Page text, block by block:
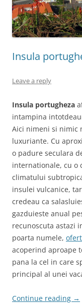
Insula
Leave a reply
Insula portugheza
intampina
Aici nimeni si nimic
luxuriante. Cu
o padure seculara
internationale, cu o
climatului
insulei vulcanice,
credeau ca
gazduieste anual
recunoscuta astazi
poarta numele,
acoperind aproape
pana la cel in care
principal al unei
Continue reading →